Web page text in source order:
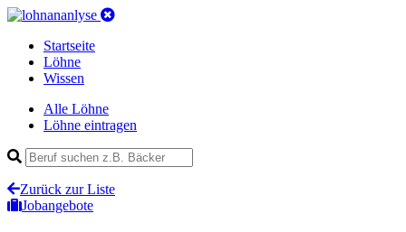
Startseite
Löhne
Wissen
Alle Löhne
Löhne eintragen
Zurück zur Liste
Jobangebote